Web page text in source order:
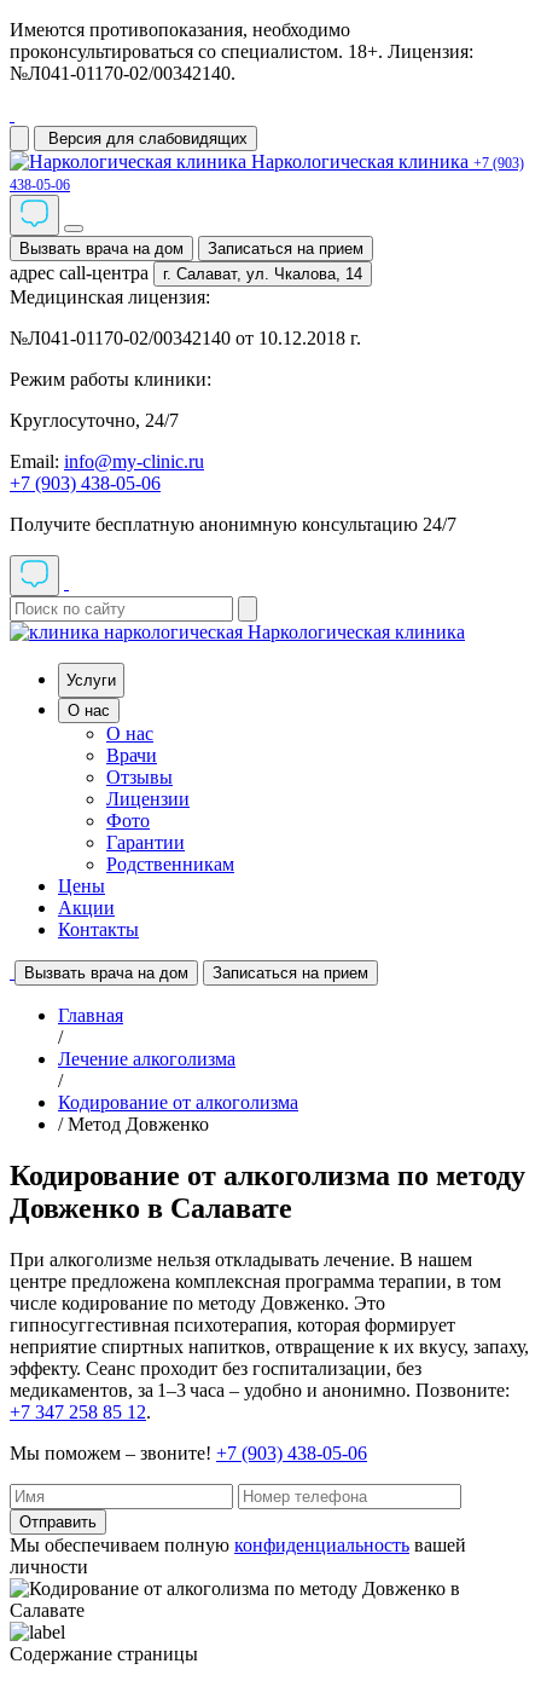
Имеются противопоказания, необходимо
проконсультироваться со специалистом. 18+. Лицензия:
№Л041-01170-02/00342140.
Версия для слабовидящих
Наркологическая клиника +7 (903)
438-05-06
Вызвать врача на дом Записаться на прием
адрес call-центра г. Салават, ул. Чкалова, 14
Медицинская лицензия:
№Л041-01170-02/00342140 от 10.12.2018 г.
Режим работы клиники:
Круглосуточно, 24/7
Email: info@my-clinic.ru
+7 (903) 438-05-06
Получите бесплатную анонимную консультацию 24/7
Наркологическая клиника
Услуги
О нас
О нас
Врачи
Отзывы
Лицензии
Фото
Гарантии
Родственникам
Цены
Акции
Контакты
Вызвать врача на дом Записаться на прием
Главная
/
Лечение алкоголизма
/
Кодирование от алкоголизма
/ Метод Довженко
Кодирование от алкоголизма по методу
Довженко в Салавате
При алкоголизме нельзя откладывать лечение. В нашем
центре предложена комплексная программа терапии, в том
числе кодирование по методу Довженко. Это
гипносуггестивная психотерапия, которая формирует
неприятие спиртных напитков, отвращение к их вкусу, запаху,
эффекту. Сеанс проходит без госпитализации, без
медикаментов, за 1–3 часа – удобно и анонимно. Позвоните:
+7 347 258 85 12.
Мы поможем – звоните! +7 (903) 438-05-06
Отправить
Мы обеспечиваем полную конфиденциальность вашей
личности
Содержание страницы